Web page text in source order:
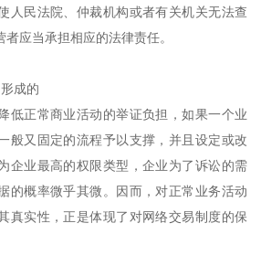
人民法院、仲裁机构或者有关机关无法查
应当承担相应的法律责任。
成的
低正常商业活动的举证负担，如果一个业
般又固定的流程予以支撑，并且设定或改
企业最高的权限类型，企业为了诉讼的需
的概率微乎其微。因而，对正常业务活动
真实性，正是体现了对网络交易制度的保